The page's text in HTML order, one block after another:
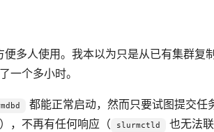
多人使用。我本以为只是从已有集群复
一个多小时。
都能正常启动，然而只要试图提交任
，不再有任何响应（ slurmctld
也无法